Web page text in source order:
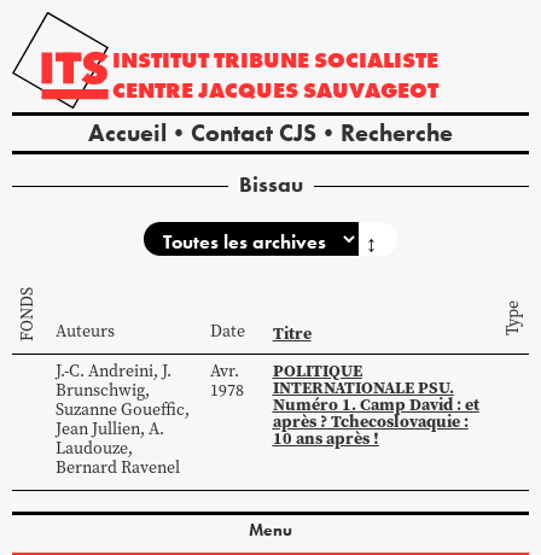
INSTITUTTRIBUNE SOCIALISTE
CENTREJACQUES SAUVAGEOT
Accueil Contact CJS Recherche
Bissau
↕
FONDS Auteurs Date Titre Type
J.-C. Andreini, J.
Brunschwig,
SuzanneGoueffic,
JeanJullien, A.
Laudouze,
BernardRavenel
Avr.
1978
POLITIQUE
INTERNATIONALE PSU.
Numéro 1. Camp David : et
après ? Tchecoslovaquie :
10 ans après !
Menu